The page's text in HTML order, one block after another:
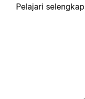
Pelajari